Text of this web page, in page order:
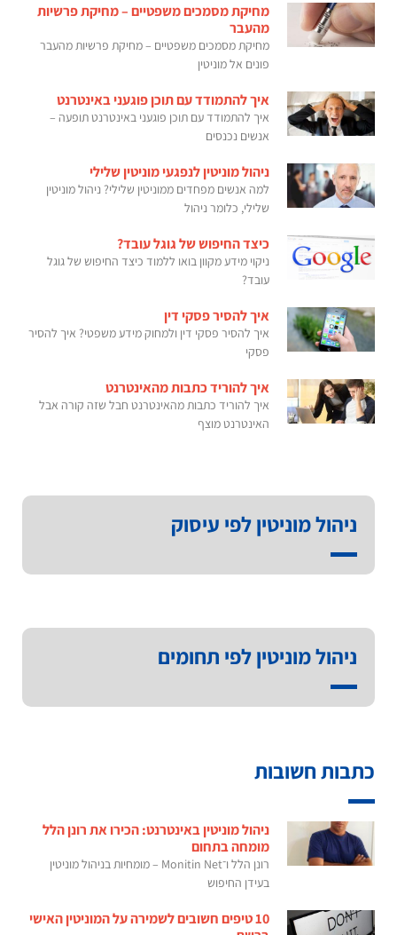
מחיקת מסמכים משפטיים – מחיקת פרשיות
מהעבר
מחיקת מסמכים משפטיים – מחיקת פרשיות מהעבר
פונים אל מוניטין
איך להתמודד עם תוכן פוגעני באינטרנט
איך להתמודד עם תוכן פוגעני באינטרנט תופעה –
אנשים נכנסים
ניהול מוניטין לנפגעי מוניטין שלילי
למה אנשים מפחדים ממוניטין שלילי? ניהול מוניטין
שלילי, כלומר ניהול
כיצד החיפוש של גוגל עובד?
ניקוי מידע מקוון בואו ללמוד כיצד החיפוש של גוגל
עובד?
איך להסיר פסקי דין
איך להסיר פסקי דין ולמחוק מידע משפטי? איך להסיר
פסקי
איך להוריד כתבות מהאינטרנט
איך להוריד כתבות מהאינטרנט חבל שזה קורה אבל
האינטרנט מוצף
ניהול מוניטין לפי עיסוק
ניהול מוניטין לפי תחומים
כתבות חשובות
ניהול מוניטין באינטרנט: הכירו את רונן הלל
מומחה בתחום
רונן הלל ו־Monitin Net – מומחיות בניהול מוניטין
בעידן החיפוש
10 טיפים חשובים לשמירה על המוניטין האישי